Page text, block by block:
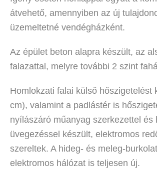
átvehető, amennyiben az új
üzemeltetné vendégházként.
Az épület beton alapra készült, az
falazattal, melyre további 2 szint
Homlokzati falai külső hőszigetelést
cm), valamint a padlástér is
nyílászáró műanyag szerkezettel és
üvegezéssel készült, elektromos
szereltek. A hideg- és meleg-
elektromos hálózat is teljesen új.